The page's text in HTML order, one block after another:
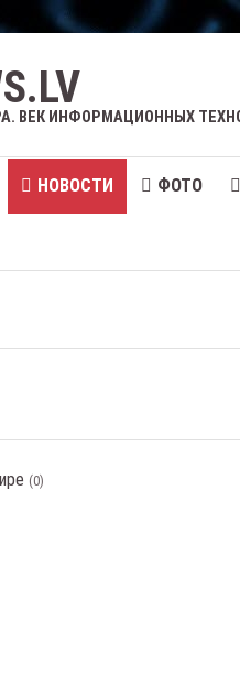
ВЕК ИНФОРМАЦИОННЫХ
НОВОСТИ ФОТО
(0)